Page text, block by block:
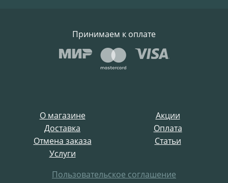
О магазине
Акции
Доставка
Оплата
Отмена заказа
Статьи
Услуги
Пользовательское соглашение
Принимаем к оплате